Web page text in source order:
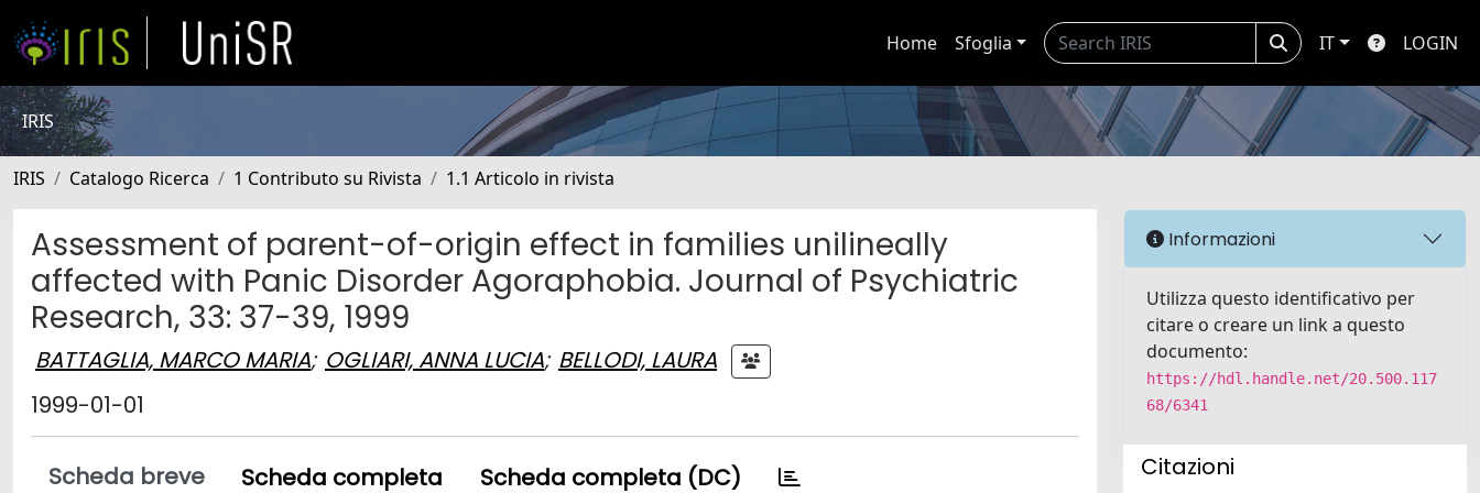
Home Sfoglia IT LOGIN
IRIS
IRIS Catalogo Ricerca 1 Contributo su Rivista 1.1 Articolo in rivista
Assessment of parent-of-origin effect in families unilineally
affected with Panic Disorder Agoraphobia. Journal of Psychiatric
Research, 33: 37-39, 1999
BATTAGLIA, MARCO MARIA; OGLIARI, ANNA LUCIA; BELLODI, LAURA
1999-01-01
Scheda breve Scheda completa Scheda completa (DC)
Informazioni
Utilizza questo identificativo per
citare o creare un link a questo
documento:
https://hdl.handle.net/20.500.117
68/6341
Citazioni